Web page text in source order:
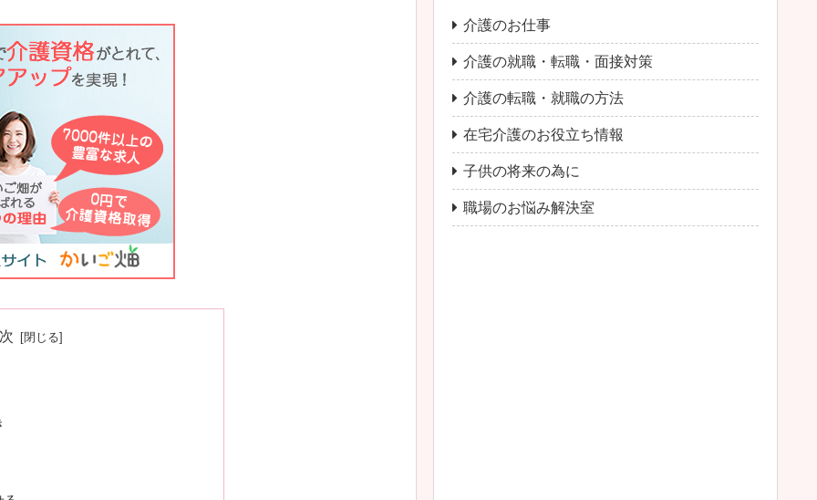
介護のお仕事
介護の就職・転職・面接対策
介護の転職・就職の方法
在宅介護のお役立ち情報
子供の将来の為に
職場のお悩み解決室